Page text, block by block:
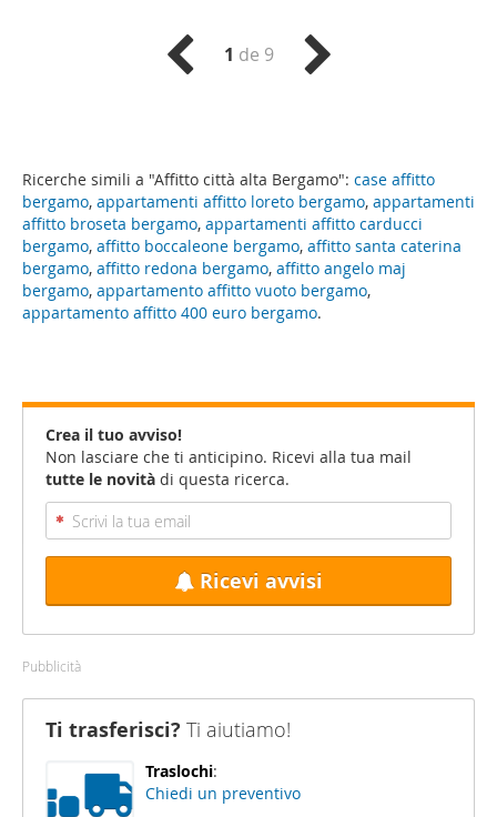
Ricerche simili a "Affitto città alta Bergamo": case affitto
bergamo, appartamenti affitto loreto bergamo, appartamenti
affitto broseta bergamo, appartamenti affitto carducci
bergamo, affitto boccaleone bergamo, affitto santa caterina
bergamo, affitto redona bergamo, affitto angelo maj
bergamo, appartamento affitto vuoto bergamo,
appartamento affitto 400 euro bergamo.
1 de 9
Crea il tuo avviso!
Non lasciare che ti anticipino. Ricevi alla tua mail
tutte le novità di questa ricerca.
Ricevi avvisi
Pubblicità
Ti trasferisci? Ti aiutiamo!
Traslochi:
Chiedi un preventivo